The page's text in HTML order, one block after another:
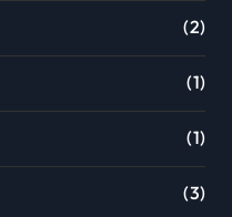
(2)
(1)
(1)
(3)